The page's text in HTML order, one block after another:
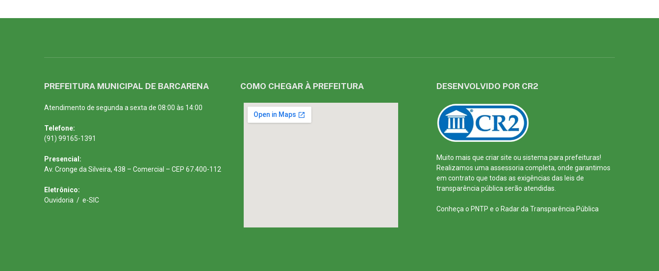
PREFEITURA MUNICIPAL DE BARCARENA
Atendimento de segunda a sexta de 08:00 às 14:00
Telefone:
(91) 99165-1391
Presencial:
Av. Cronge da Silveira, 438 – Comercial – CEP 67.400-112
Eletrônico:
Ouvidoria / e-SIC
COMO CHEGAR À PREFEITURA DESENVOLVIDO POR CR2
Muito mais que criar site ou sistema para prefeituras!
Realizamos uma assessoria completa, onde garantimos
em contrato que todas as exigências das leis de
transparência pública serão atendidas.
Conheça o PNTP e o Radar da Transparência Pública